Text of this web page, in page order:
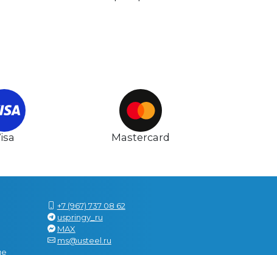
Mastercard
+7 (967) 737 08 62
uspringy_ru
MAX
ms@usteel.ru